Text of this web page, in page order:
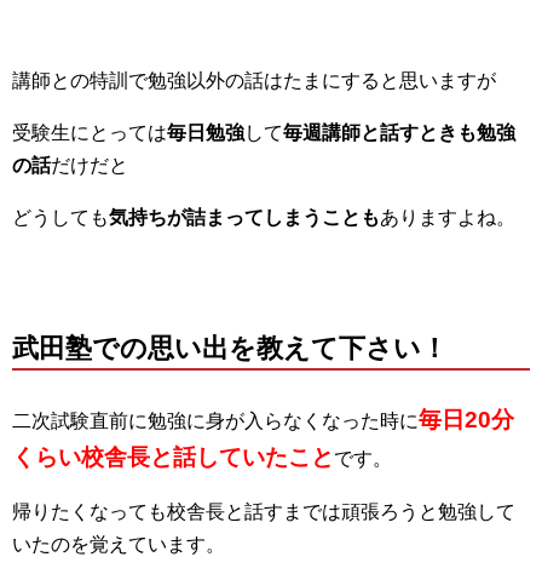
講師との特訓で勉強以外の話はたまにすると思いますが
受験生にとっては毎日勉強して毎週講師と話すときも勉強
の話だけだと
どうしても気持ちが詰まってしまうこともありますよね。
武田塾での思い出を教えて下さい！
二次試験直前に勉強に身が入らなくなった時に毎日20分
くらい校舎長と話していたこと です。
帰りたくなっても校舎長と話すまでは頑張ろうと勉強して
いたのを覚えています。